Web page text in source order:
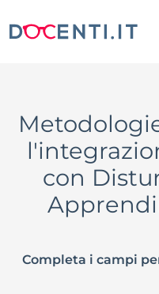
con
Completa i campi